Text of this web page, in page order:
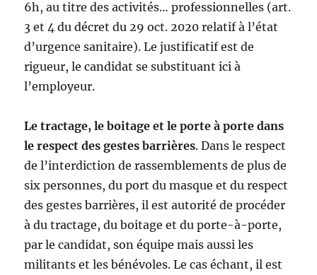
6h, au titre des activités… professionnelles (art.
3 et 4 du décret du 29 oct. 2020 relatif à l’état
d’urgence sanitaire). Le justificatif est de
rigueur, le candidat se substituant ici à
l’employeur.
Le tractage, le boitage et le porte à porte dans
le respect des gestes barrières. Dans le respect
de l’interdiction de rassemblements de plus de
six personnes, du port du masque et du respect
des gestes barrières, il est autorité de procéder
à du tractage, du boitage et du porte-à-porte,
par le candidat, son équipe mais aussi les
militants et les bénévoles. Le cas échant, il est